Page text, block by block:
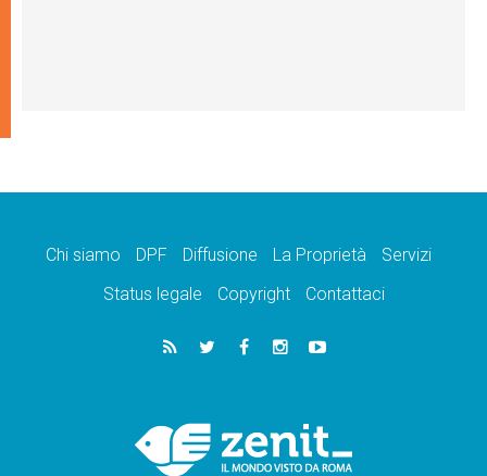
Chi siamo DPF Diffusione La Proprietà
Servizi
Status legale
Copyright Contattaci